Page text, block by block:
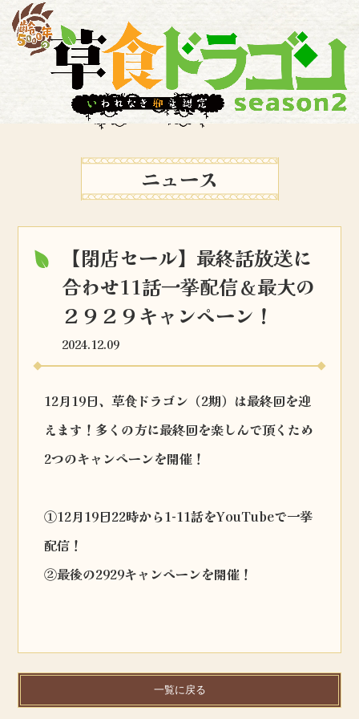
ニュース
【閉店セール】最終話放送に
合わせ11話一挙配信＆最大の
２９２９キャンペーン！
2024.12.09
12月19日、草食ドラゴン（2期）は最終回を迎
えます！多くの方に最終回を楽しんで頂くため
2つのキャンペーンを開催！
①12月19日22時から1-11話をYouTubeで一挙
配信！
②最後の2929キャンペーンを開催！
一覧に戻る